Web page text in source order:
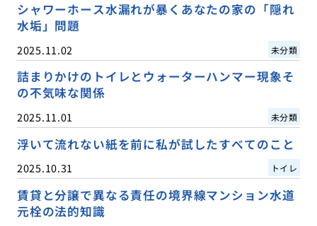
シャワーホース水漏れが暴くあなたの家の「隠れ
水垢」問題
2025.11.02 未分類
詰まりかけのトイレとウォーターハンマー現象そ
の不気味な関係
2025.11.01 未分類
浮いて流れない紙を前に私が試したすべてのこと
2025.10.31 トイレ
賃貸と分譲で異なる責任の境界線マンション水道
元栓の法的知識